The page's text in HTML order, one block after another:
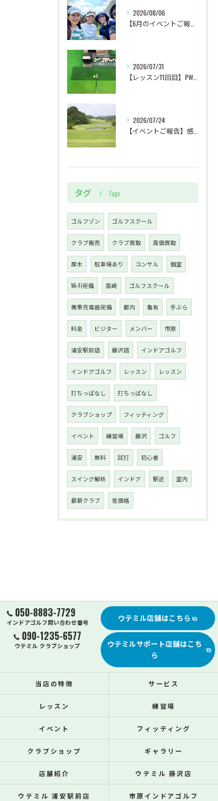
2026/08/06
2026/07/31
2026/07/24
タグ Tags
ゴルフゾン ゴルフスクール
クラブ販売 クラブ買取 高価買取
厚木 駐車場あり コンサル 個室
Wi-Fi完備 高崎 ゴルフスクール
携帯充電器完備 都内 亀有 手ぶら
料金 ビジター メンバー 市原
浦安駅前店 藤沢店 インドアゴルフ
インドアゴルフ レッスン レッスン
打ちっぱなし 打ちっぱなし
クラブショップ フィッティング
イベント 練習場 藤沢 ゴルフ
浦安 無料 試打 初心者
スイング解析 インドア 駅近 室内
最新クラブ 低価格
050-8883-7729
インドアゴルフ問い合わせ番号
090-1235-6577
ウテミル クラブショップ
ウテミル店舗はこちら
ウテミルサポート店舗はこち
ら
当店の特徴 サービス
レッスン 練習場
イベント フィッティング
クラブショップ ギャラリー
店舗紹介 ウテミル 藤沢店
ウテミル 浦安駅前店 市原インドアゴルフ